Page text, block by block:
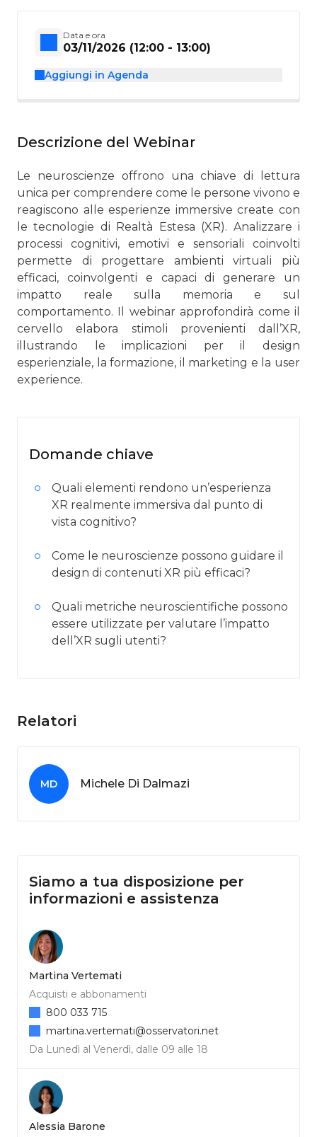
Data e ora
03/11/2026 (12:00 - 13:00)
Aggiungi in Agenda
Descrizione del Webinar
Le neuroscienze offrono una chiave di lettura
unica per comprendere come le persone vivono e
reagiscono alle esperienze immersive create con
le tecnologie di Realtà Estesa (XR). Analizzare i
processi cognitivi, emotivi e sensoriali coinvolti
permette di progettare ambienti virtuali più
efficaci, coinvolgenti e capaci di generare un
impatto reale sulla memoria e sul
comportamento. Il webinar approfondirà come il
cervello elabora stimoli provenienti dall’XR,
illustrando le implicazioni per il design
esperienziale, la formazione, il marketing e la user
experience.
Domande chiave
Quali elementi rendono un’esperienza
XR realmente immersiva dal punto di
vista cognitivo?
Come le neuroscienze possono guidare il
design di contenuti XR più efficaci?
Quali metriche neuroscientifiche possono
essere utilizzate per valutare l’impatto
dell’XR sugli utenti?
Relatori
MD Michele Di Dalmazi
Siamo a tua disposizione per
informazioni e assistenza
Martina Vertemati
Acquisti e abbonamenti
Da Lunedì al Venerdì, dalle 09 alle 18
800 033 715
martina.vertemati@osservatori.net
Alessia Barone